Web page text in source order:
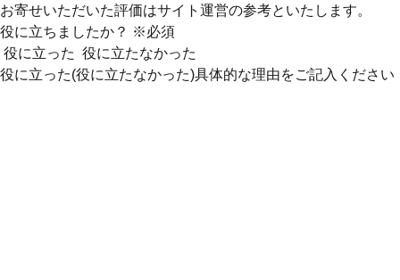
お寄せいただいた評価はサイト運営の参考といたします。
役に立ちましたか？ ※必須
役に立った 役に立たなかった
役に立った(役に立たなかった)具体的な理由をご記入ください